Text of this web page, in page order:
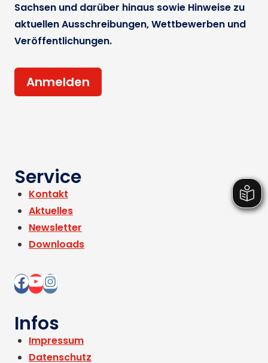
Sachsen und darüber hinaus sowie Hinweise zu
aktuellen Ausschreibungen, Wettbewerben und
Veröffentlichungen.
Anmelden
Service
Kontakt
Aktuelles
Newsletter
Downloads
Infos
Impressum
Datenschutz